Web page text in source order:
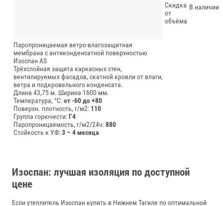
Паропроницаемая ветро-влагозащитная
мембрана с антиконденсатной поверхностью
Изоспан АS
Трёхслойная защита каркасных стен,
вентилируемых фасадов, скатной кровли от влаги,
ветра и подкровельного конденсата.
Длина 43,75 м. Ширина 1600 мм.
Температура, °C:от -60 до +80
Поверхн. плотность, г/м2: 110
Группа горючести:Г4
Паропроницаемость, г/м2/24ч:880
Стойкость к УФ:3 – 4 месяца
Скидка
от
объёма
В наличии
Изоспан: лучшая изоляция по доступной
цене
Если утеплитель Изоспан купить в Нижнем Тагиле по оптимальной